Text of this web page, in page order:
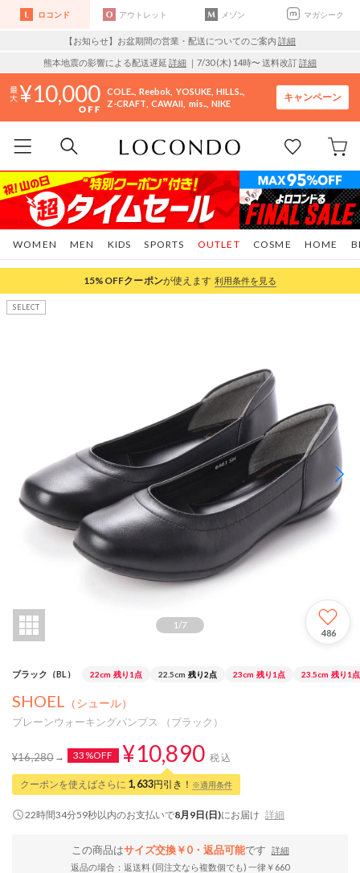
ロコンド アウトレット メゾン マガシーク
【お知らせ】お盆期間の営業・配送についてのご案内 詳細
熊本地震の影響による配送遅延 詳細 ｜7/30 (木) 14時〜 送料改訂詳細
10,000 COLE.. Reebok YOSUKE HILLS..
Z-CRAFT CAWAII mis.. NIKE
キャンペーン
WOMEN MEN KIDS SPORTS COSME HOME
OUTLET
15%OFFクーポンが使えます 利用条件を見る
1 /7
486
ブラック（BL） 22cm 残り1点 22.5cm 残り2点 23cm 残り1点 23.5cm 残り1点
SHOEL （シュール）
プレーンウォーキングパンプス （ブラック）
¥16,280 33%OFF ¥10,890 税込
クーポンを使えばさらに 1,633円引き！ ※適用条件
22時間34分58秒以内のお支払いで8月9日(日)にお届け 詳細
この商品はサイズ交換￥0・返品可能です
詳細
返品の場合：返送料 (同注文なら複数個でも) 一律￥660